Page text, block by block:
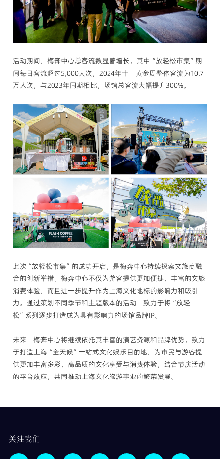
活动期间，梅奔中心总客流数显著增长，其中“放轻松市集”期
间每日客流超过5,000人次，2024年十一黄金周整体客流为10.7
万人次，与2023年同期相比，场馆总客流大幅提升300%。
此次“放轻松市集”的成功开启，是梅奔中心持续探索文旅商融
合的创新举措。梅奔中心不仅为游客提供更加便捷、丰富的文旅
消费体验，而且进一步提升作为上海文化地标的影响力和吸引
力。通过策划不同季节和主题版本的活动，致力于将“放轻
松”系列逐步打造成为具有影响力的场馆品牌IP。
未来，梅奔中心将继续依托其丰富的演艺资源和品牌优势，致力
于打造上海“全天候”一站式文化娱乐目的地，为市民与游客提
供更加丰富多彩、高品质的文化享受与消费体验，结合节庆活动
的平台效应，共同推动上海文化旅游事业的繁荣发展。
关注我们